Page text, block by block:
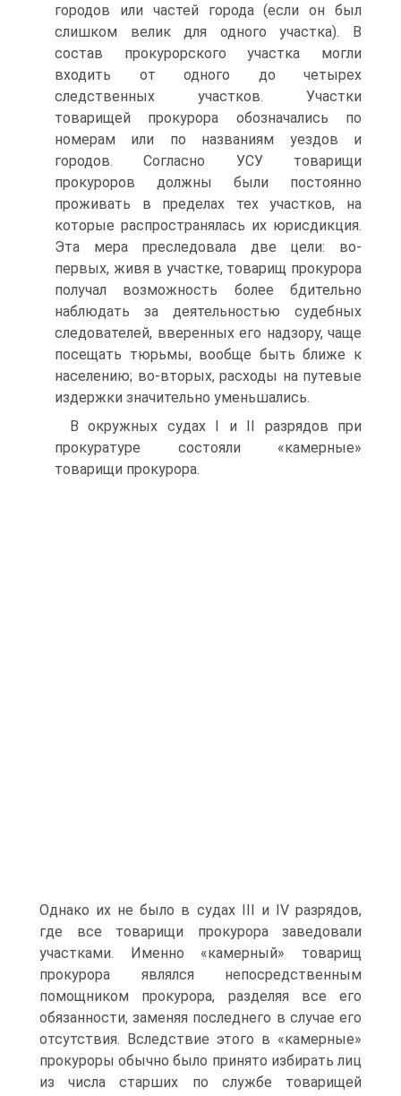
городов или частей города (если он был
слишком велик для одного участка). В
состав прокурорского участка могли
входить от одного до четырех
следственных участков. Участки
товарищей прокурора обозначались по
номерам или по названиям уездов и
городов. Согласно УСУ товарищи
прокуроров должны были постоянно
проживать в пределах тех участков, на
которые распространялась их юрисдикция.
Эта мера преследовала две цели: во-
первых, живя в участке, товарищ прокурора
получал возможность более бдительно
наблюдать за деятельностью судебных
следователей, вверенных его надзору, чаще
посещать тюрьмы, вообще быть ближе к
населению; во-вторых, расходы на путевые
издержки значительно уменьшались.
В окружных судах I и II разрядов при
прокуратуре состояли «камерные»
товарищи прокурора.
Однако их не было в судах III и IV разрядов,
где все товарищи прокурора заведовали
участками. Именно «камерный» товарищ
прокурора являлся непосредственным
помощником прокурора, разделяя все его
обязанности, заменяя последнего в случае его
отсутствия. Вследствие этого в «камерные»
прокуроры обычно было принято избирать лиц
из числа старших по службе товарищей